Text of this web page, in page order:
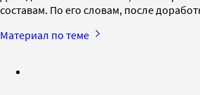
составам. По его словам, после
Материал по теме